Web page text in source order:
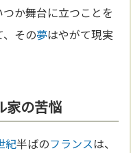
か舞台に立つことを
その夢はやがて現実
家の苦悩
紀半ばのフランスは、